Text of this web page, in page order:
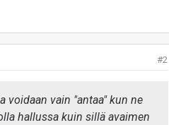
#2
voidaan vain "antaa" kun ne
hallussa kuin sillä avaimen